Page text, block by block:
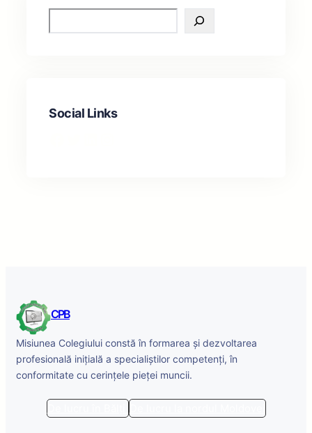
e
Social Links
CPB
Misiunea Colegiului constă în formarea și dezvoltarea
profesională inițială a specialiștilor competenți, în
conformitate cu cerințele pieței muncii.